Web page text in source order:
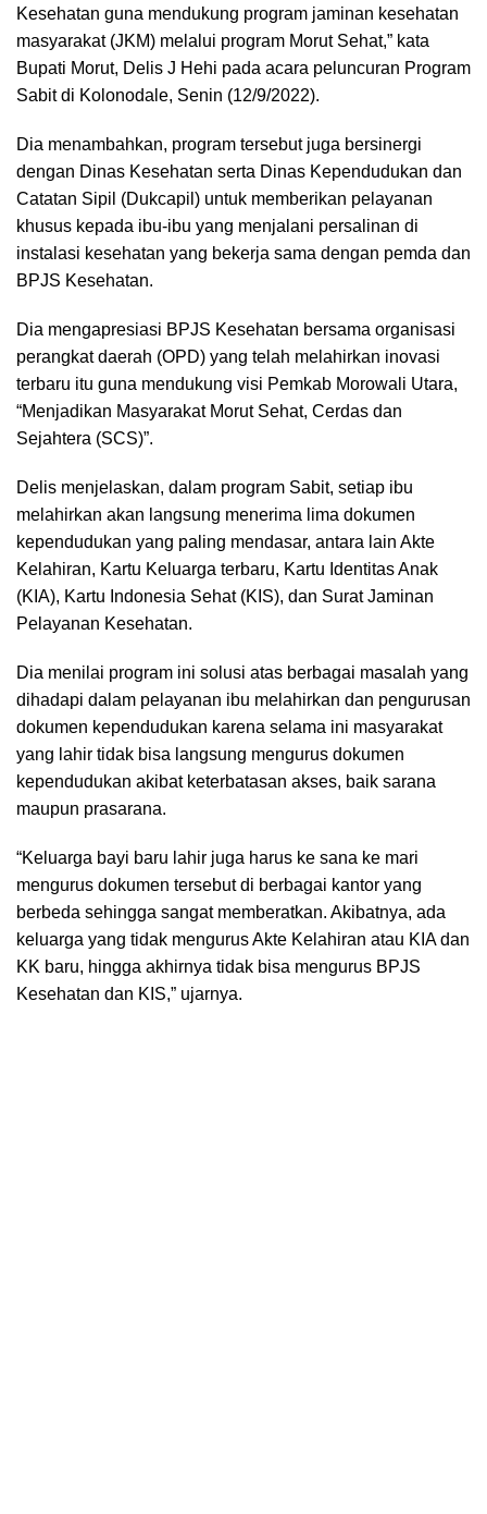
Kesehatan guna mendukung program jaminan kesehatan
masyarakat (JKM) melalui program Morut Sehat,” kata
Bupati Morut, Delis J Hehi pada acara peluncuran Program
Sabit di Kolonodale, Senin (12/9/2022).
Dia menambahkan, program tersebut juga bersinergi
dengan Dinas Kesehatan serta Dinas Kependudukan dan
Catatan Sipil (Dukcapil) untuk memberikan pelayanan
khusus kepada ibu-ibu yang menjalani persalinan di
instalasi kesehatan yang bekerja sama dengan pemda dan
BPJS Kesehatan.
Dia mengapresiasi BPJS Kesehatan bersama organisasi
perangkat daerah (OPD) yang telah melahirkan inovasi
terbaru itu guna mendukung visi Pemkab Morowali Utara,
“Menjadikan Masyarakat Morut Sehat, Cerdas dan
Sejahtera (SCS)”.
Delis menjelaskan, dalam program Sabit, setiap ibu
melahirkan akan langsung menerima lima dokumen
kependudukan yang paling mendasar, antara lain Akte
Kelahiran, Kartu Keluarga terbaru, Kartu Identitas Anak
(KIA), Kartu Indonesia Sehat (KIS), dan Surat Jaminan
Pelayanan Kesehatan.
Dia menilai program ini solusi atas berbagai masalah yang
dihadapi dalam pelayanan ibu melahirkan dan pengurusan
dokumen kependudukan karena selama ini masyarakat
yang lahir tidak bisa langsung mengurus dokumen
kependudukan akibat keterbatasan akses, baik sarana
maupun prasarana.
“Keluarga bayi baru lahir juga harus ke sana ke mari
mengurus dokumen tersebut di berbagai kantor yang
berbeda sehingga sangat memberatkan. Akibatnya, ada
keluarga yang tidak mengurus Akte Kelahiran atau KIA dan
KK baru, hingga akhirnya tidak bisa mengurus BPJS
Kesehatan dan KIS,” ujarnya.